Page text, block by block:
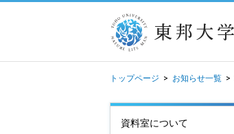
トップページ > お知らせ一覧 >
資料室について